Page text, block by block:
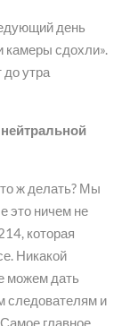
день
камеры сдохли».
утра
ж делать? Мы
это ничем не
которая
Никакой
можем дать
следователям и
главное,